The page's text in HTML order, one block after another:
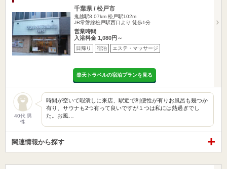
千葉県 / 松戸市
鬼越駅8.07km 松戸駅102m
JR常磐線松戸駅西口より 徒歩1分
営業時間
入浴料金 1,080円～
日帰り 宿泊 エステ・マッサージ
楽天トラベルの宿泊プランを見る
40代 男
性
時間が空いて暇潰しに来店、駅近で利便性が有りお風呂も幾つか
有り、サウナも2つ有って良いですが１つは私には熱過ぎでし
た。お風…
関連情報から探す